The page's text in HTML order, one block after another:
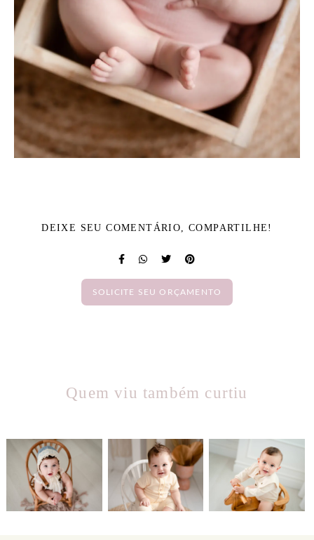
DEIXE SEU COMENTÁRIO, COMPARTILHE!
SOLICITE SEU ORÇAMENTO
Quem viu também curtiu
1581 5 988 1040 0